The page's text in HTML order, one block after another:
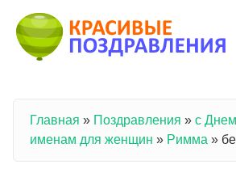
Вы здесь
Главная » Поздравления » с
именам для женщин » Римма »